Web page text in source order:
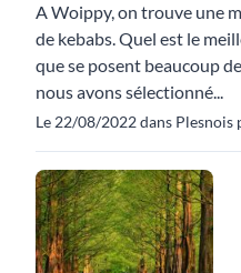
A Woippy, on trouve une
de kebabs. Quel est le
que se posent beaucoup
nous avons sélectionné...
Le 22/08/2022 dans